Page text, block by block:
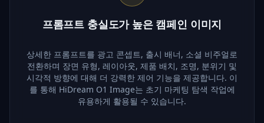
프롬프트 충실도가 높은 캠페인 이미지
상세한 프롬프트를 광고 콘셉트, 출시 배너, 소셜 비주얼로
전환하며 장면 유형, 레이아웃, 제품 배치, 조명, 분위기 및
시각적 방향에 대해 더 강력한 제어 기능을 제공합니다. 이
를 통해 HiDream O1 Image는 초기 마케팅 탐색 작업에
유용하게 활용될 수 있습니다.